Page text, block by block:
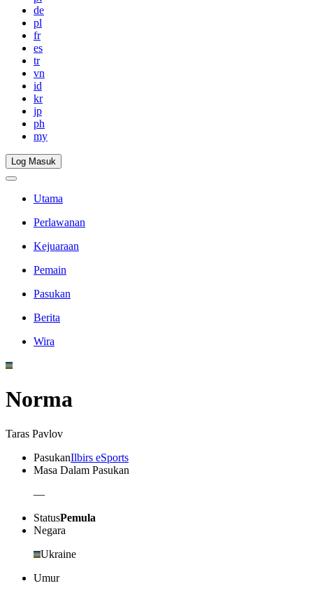
de
pl
fr
es
tr
vn
id
kr
jp
ph
my
Log Masuk
Utama
Perlawanan
Kejuaraan
Pemain
Pasukan
Berita
Wira
Norma
Taras Pavlov
PasukanIlbirs eSports
Masa Dalam Pasukan
—
StatusPemula
Negara
Ukraine
Umur